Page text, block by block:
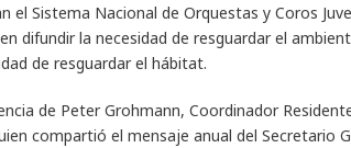
el Sistema Nacional de Orquestas y Coros
difundir la necesidad de resguardar el
de resguardar el hábitat.
de Peter Grohmann, Coordinador
compartió el mensaje anual del Secretario